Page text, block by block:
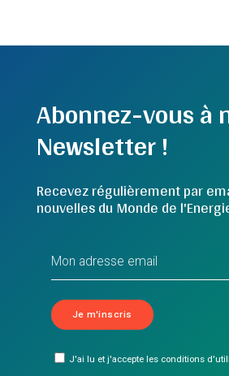
Abonnez-vous à
Newsletter !
Recevez régulièrement par
nouvelles du Monde de
J'ai lu et j'accepte les conditions